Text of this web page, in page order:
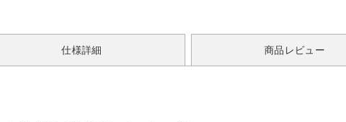
仕様詳細 商品レビュー